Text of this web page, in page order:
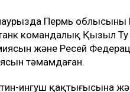
Пермь облысының
командалық Қызыл Ту
және Ресей
тәмамдаған.
ингуш қақтығысына